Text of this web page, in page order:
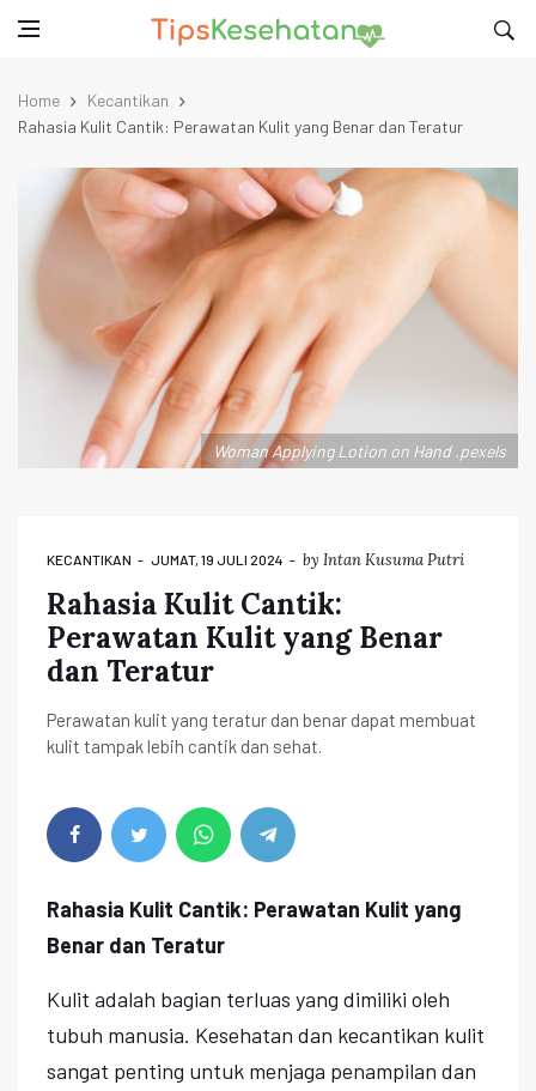
Home
Kecantikan
Rahasia Kulit Cantik: Perawatan Kulit yang Benar dan Teratur
Woman Applying Lotion on Hand .pexels
KECANTIKAN JUMAT, 19 JULI 2024 by Intan Kusuma Putri
Rahasia Kulit Cantik:
Perawatan Kulit yang Benar
dan Teratur
Perawatan kulit yang teratur dan benar dapat membuat
kulit tampak lebih cantik dan sehat.
Rahasia Kulit Cantik: Perawatan Kulit yang
Benar dan Teratur
Kulit adalah bagian terluas yang dimiliki oleh
tubuh manusia. Kesehatan dan kecantikan kulit
sangat penting untuk menjaga penampilan dan